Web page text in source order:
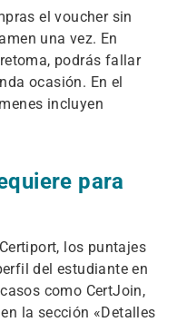
el voucher sin
una vez. En
podrás fallar
ocasión. En el
incluyen
para
los puntajes
del estudiante en
como CertJoin,
la sección «Detalles